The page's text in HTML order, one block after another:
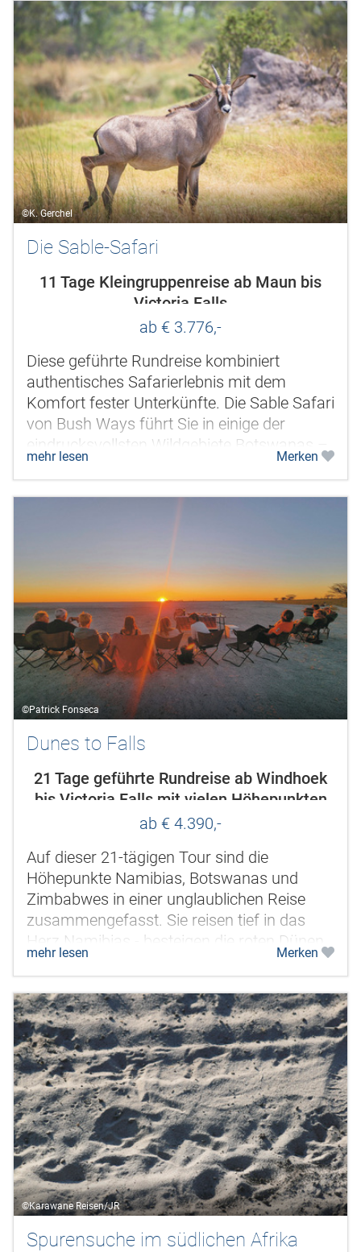
©K. Gerchel
Die Sable-Safari
11 Tage Kleingruppenreise ab Maun bis
Victoria Falls
ab € 3.776,-
Diese geführte Rundreise kombiniert
authentisches Safarierlebnis mit dem
Komfort fester Unterkünfte. Die Sable Safari
von Bush Ways führt Sie in einige der
eindrucksvollsten Wildgebiete Botswanas –
darunter das abgelegene Deception...
mehr lesen Merken
©Patrick Fonseca
Dunes to Falls
21 Tage geführte Rundreise ab Windhoek
bis Victoria Falls mit vielen Höhepunkten
des Südlichen Afrikas
ab € 4.390,-
Auf dieser 21-tägigen Tour sind die
Höhepunkte Namibias, Botswanas und
Zimbabwes in einer unglaublichen Reise
zusammengefasst. Sie reisen tief in das
Herz Namibias - besteigen die roten Dünen
von Sossusvlei, erkunden die Skelettküste
in...
mehr lesen Merken
©Karawane Reisen/JR
Spurensuche im südlichen Afrika